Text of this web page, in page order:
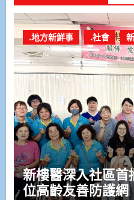
.地方新鮮事 .社會
新樓醫深入社區首
位高齡友善防護網